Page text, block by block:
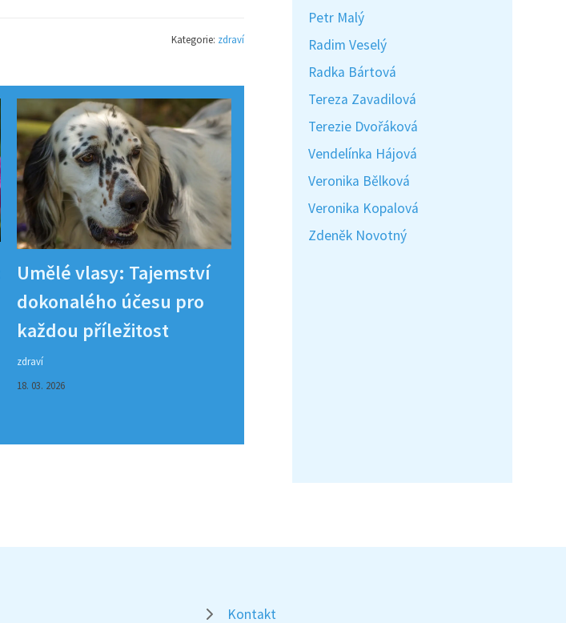
Kategorie: zdraví
Umělé vlasy: Tajemství
dokonalého účesu pro
každou příležitost
zdraví
18. 03. 2026
Petr Malý
Radim Veselý
Radka Bártová
Tereza Zavadilová
Terezie Dvořáková
Vendelínka Hájová
Veronika Bělková
Veronika Kopalová
Zdeněk Novotný
Kontakt